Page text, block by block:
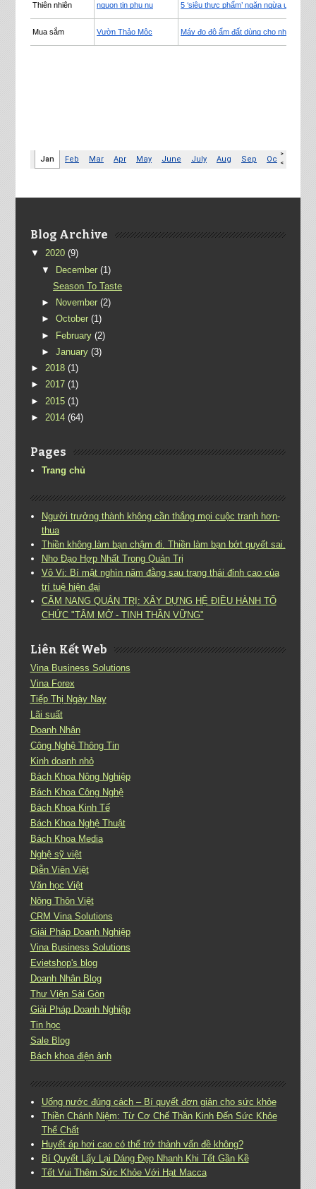
Blog Archive
▼ 2020 (9)
▼ December (1)
Season To Taste
►
November (2)
►October (1)
► February (2)
►January (3)
► 2018 (1)
► 2017 (1)
► 2015 (1)
► 2014 (64)
Pages
Trang chủ
Người trưởng thành không cần thắng mọi cuộc tranh hơn-
thua
Thiền không làm bạn chậm đi. Thiền làm bạn bớt quyết sai.
Nho Đạo Hợp Nhất Trong Quản Trị
Vô Vi: Bí mật nghìn năm đằng sau trạng thái đỉnh cao của
trí tuệ hiện đại
CẨM NANG QUẢN TRỊ: XÂY DỰNG HỆ ĐIỀU HÀNH TỔ
CHỨC "TÂM MỞ - TINH THẦN VỮNG"
Liên Kết Web
Vina Business Solutions
Vina Forex
Tiếp Thị Ngày Nay
Lãi suất
Doanh Nhân
Công Nghệ Thông Tin
Kinh doanh nhỏ
Bách Khoa Nông Nghiệp
Bách Khoa Công Nghệ
Bách Khoa Kinh Tế
Bách Khoa Nghệ Thuật
Bách Khoa Media
Nghệ sỹ việt
Diễn Viên Việt
Văn học Việt
Nông Thôn Việt
CRM Vina Solutions
Giải Pháp Doanh Nghiệp
Vina Business Solutions
Evietshop's blog
Doanh Nhân Blog
Thư Viện Sài Gòn
Giải Pháp Doanh Nghiệp
Tin học
Sale Blog
Bách khoa điện ảnh
Uống nước đúng cách – Bí quyết đơn giản cho sức khỏe
Thiền Chánh Niệm: Từ Cơ Chế Thần Kinh Đến Sức Khỏe
Thể Chất
Huyết áp hơi cao có thể trở thành vấn đề không?
Bí Quyết Lấy Lại Dáng Đẹp Nhanh Khi Tết Gần Kề
Tết Vui Thêm Sức Khỏe Với Hạt Macca